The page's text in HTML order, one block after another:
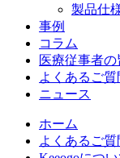
製品仕
事例
コラム
医療従事者
よくあるご質
ニュース
ホーム
よくあるご質